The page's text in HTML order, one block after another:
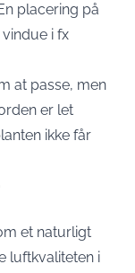
placering på
i fx
at passe, men
er let
ikke får
et naturligt
luftkvaliteten i